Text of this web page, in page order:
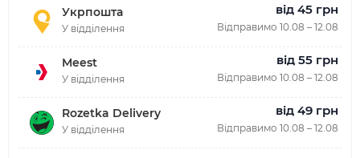
Укрпошта
У відділення
від 45 грн
Відправимо 10.08 – 12.08
Meest
У відділення
від 55 грн
Відправимо 10.08 – 12.08
Rozetka Delivery
У відділення
від 49 грн
Відправимо 10.08 – 12.08